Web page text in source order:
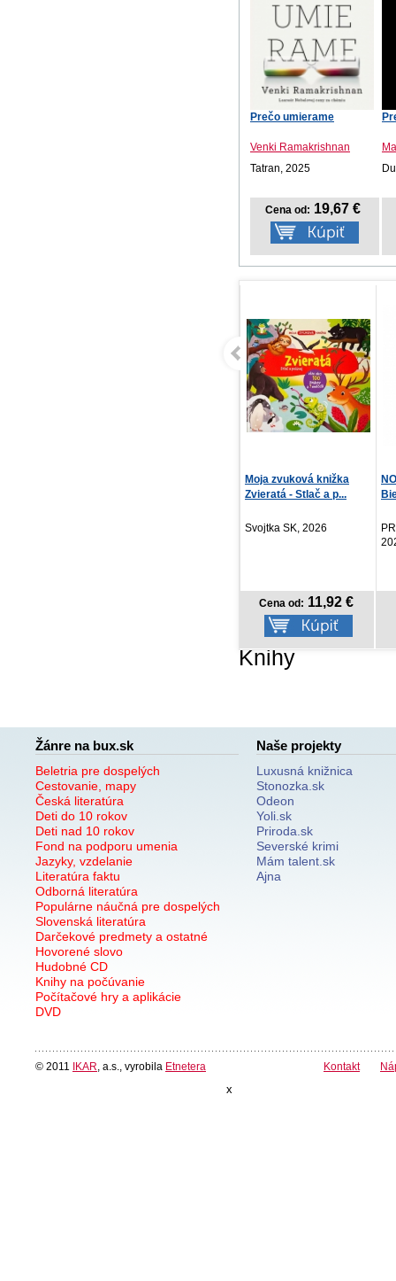
Prečo umierame
Venki Ramakrishnan
Tatran, 2025
Cena od: 19,67 €
NOTIQUE Vreckový diár
Biella 2027, modrý...
PRESCOGROUP SK,
Cena od: 3,57 €
Knihy
Žánre na bux.sk
Beletria pre dospelých
Cestovanie, mapy
Česká literatúra
Deti do 10 rokov
Deti nad 10 rokov
Fond na podporu umenia
Jazyky, vzdelanie
Literatúra faktu
Odborná literatúra
Populárne náučná pre dospelých
Slovenská literatúra
Darčekové predmety a ostatné
Hovorené slovo
Hudobné CD
Knihy na počúvanie
Počítačové hry a aplikácie
DVD
Naše projekty
Luxusná knižnica
Stonozka.sk
Odeon
Yoli.sk
Priroda.sk
Severské krimi
Mám talent.sk
Ajna
© 2011 IKAR , a.s., vyrobila Etnetera Kontakt
x